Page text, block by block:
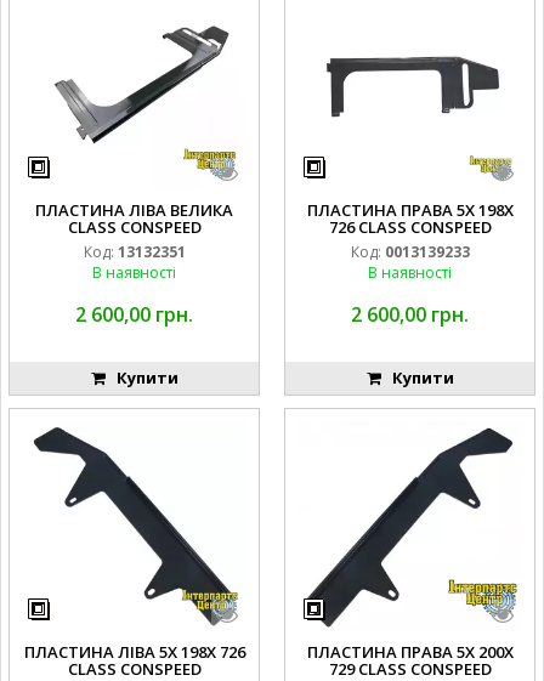
ПЛАСТИНА ЛІВА ВЕЛИКА
CLASS CONSPEED
Код: 13132351
В наявності
2 600,00 грн.
Купити
ПЛАСТИНА ПРАВА 5X 198X
726 CLASS CONSPEED
Код: 0013139233
В наявності
2 600,00 грн.
Купити
ПЛАСТИНА ЛІВА 5X 198X 726
CLASS CONSPEED
ПЛАСТИНА ПРАВА 5X 200X
729 CLASS CONSPEED